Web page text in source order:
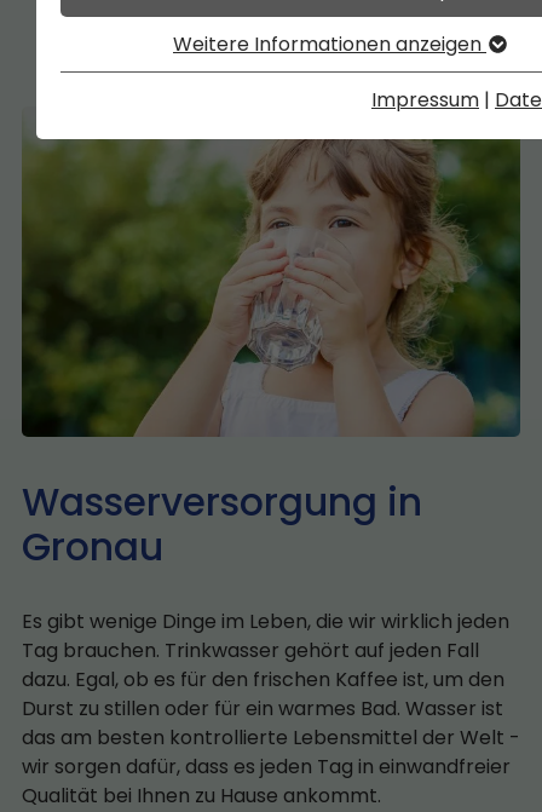
Weitere Informationen anzeigen
Impressum |
Wasserversorgung in
Gronau
Es gibt wenige Dinge im Leben, die wir wirklich jeden
Tag brauchen. Trinkwasser gehört auf jeden Fall
dazu. Egal, ob es für den frischen Kaffee ist, um den
Durst zu stillen oder für ein warmes Bad. Wasser ist
das am besten kontrollierte Lebensmittel der Welt -
wir sorgen dafür, dass es jeden Tag in einwandfreier
Qualität bei Ihnen zu Hause ankommt.